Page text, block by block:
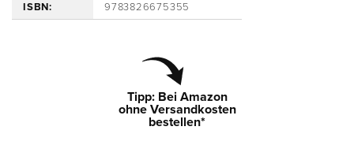
ISBN: 9783826675355
Tipp: Bei Amazon
ohne Versandkosten
bestellen*